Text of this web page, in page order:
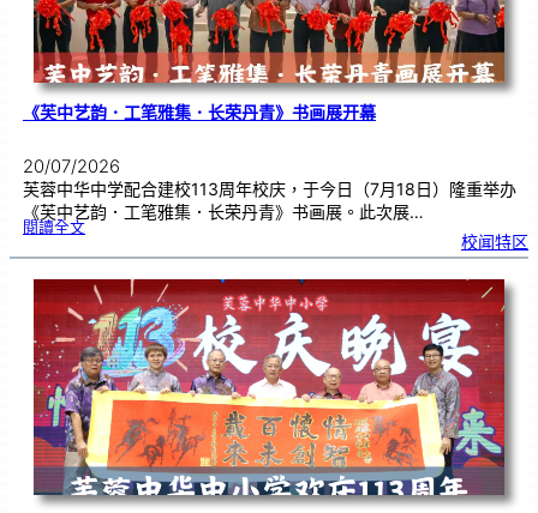
《芙中艺韵．工笔雅集．长荣丹青》书画展开幕
20/07/2026
芙蓉中华中学配合建校113周年校庆，于今日（7月18日）隆重举办
《芙中艺韵．工笔雅集．长荣丹青》书画展。此次展…
閱讀全文:《
艺
．
工
笔
雅
集
．
长
荣
丹
青
》
书
画
展
开
幕
校闻特区